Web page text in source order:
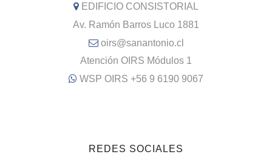
EDIFICIO CONSISTORIAL
Av. Ramón Barros Luco 1881
oirs@sanantonio.cl
Atención OIRS Módulos 1
WSP OIRS +56 9 6190 9067
REDES SOCIALES